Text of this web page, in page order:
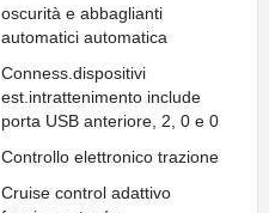
oscurità e abbaglianti
automatici automatica
Conness.dispositivi
est.intrattenimento include
porta USB anteriore, 2, 0 e 0
Controllo elettronico trazione
Cruise control adattivo